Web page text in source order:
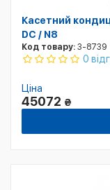
Касетний
DC / N8
Код товару: 3-8739
0
Ціна
45072 ₴